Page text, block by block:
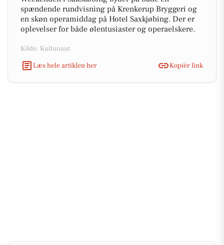
spændende rundvisning på Krenkerup Bryggeri og
en skøn operamiddag på Hotel Saxkjøbing. Der er
oplevelser for både ølentusiaster og operaelskere.
Kilde: Kultunaut
Læs hele artiklen her
Kopiér link